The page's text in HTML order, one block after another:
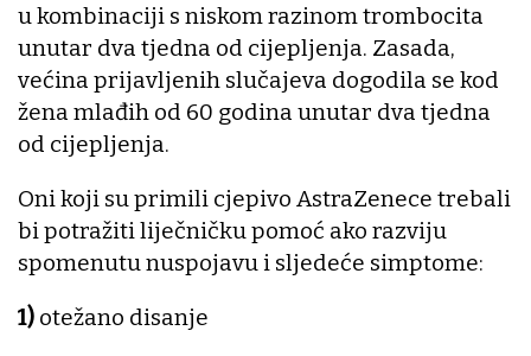
u kombinaciji s niskom razinom trombocita
unutar dva tjedna od cijepljenja. Zasada,
većina prijavljenih slučajeva dogodila se kod
žena mlađih od 60 godina unutar dva tjedna
od cijepljenja.
Oni koji su primili cjepivo AstraZenece trebali
bi potražiti liječničku pomoć ako razviju
spomenutu nuspojavu i sljedeće simptome:
1) otežano disanje